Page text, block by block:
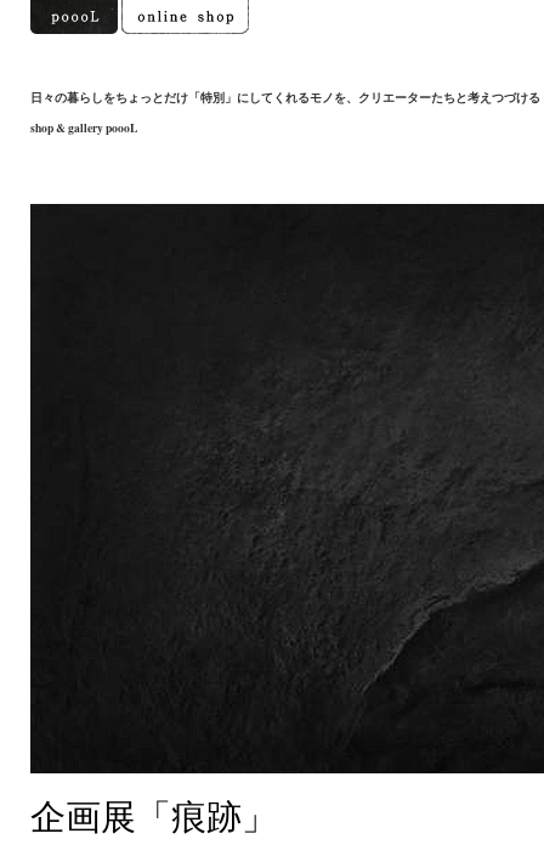
日々の暮らしをちょっとだけ「特別」にしてくれるモノを、クリエーターたちと考えつづける
shop & gallery poooL
企画展「痕跡」